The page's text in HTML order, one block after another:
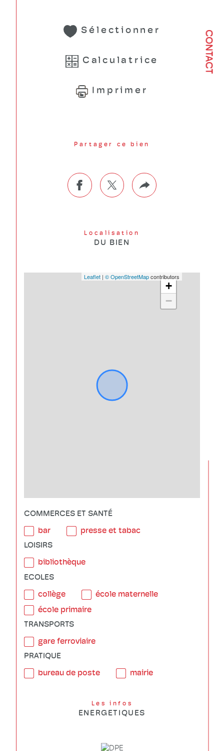
CONTACT
Sélectionner
Calculatrice
Imprimer
Partager ce bien
Localisation
DU BIEN
+
−
Leaflet | © OpenStreetMapcontributors
COMMERCES ET SANTÉ
bar
presse et tabac
LOISIRS
bibliothèque
ECOLES
collège
école maternelle
école primaire
TRANSPORTS
gare ferroviaire
PRATIQUE
bureau de poste mairie
Les infos
ENERGETIQUES